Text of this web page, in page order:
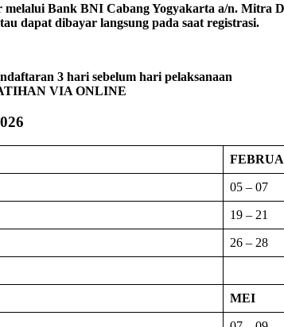
melalui Bank BNI Cabang Yogyakarta a/n. Mitra
dapat dibayar langsung pada saat registrasi.
3 hari sebelum hari pelaksanaan
VIA ONLINE
05 – 07
19 – 21
26 – 28
MEI